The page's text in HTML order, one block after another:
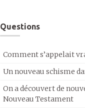
Questions
Comment s’appelait
Un nouveau schisme
On a découvert de
Nouveau Testament